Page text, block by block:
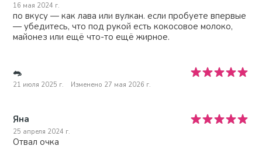
16 мая 2024 г.
по вкусу — как лава или вулкан. если пробуете впервые
— убедитесь, что под рукой есть кокосовое молоко,
майонез или ещё что-то ещё жирное.
🐀
21 июля 2025 г. Изменено 27 мая 2026 г.
Яна
25 апреля 2024 г.
Отвал очка